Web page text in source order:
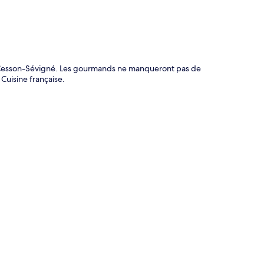
Sévigné. Les gourmands ne manqueront pas de
française.